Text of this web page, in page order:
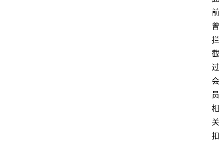
前
曾
拦
截
过
会
员
相
关
扣